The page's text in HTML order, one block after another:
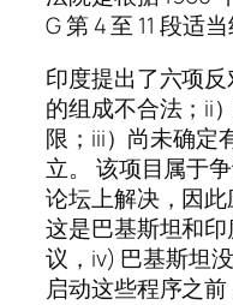
G 第 4 至 11 段适当
印度提出了六项
的组成不合法；ii
限；iii）尚未确定
立。 该项目属于
论坛上解决，因
这是巴基斯坦和
议，iv) 巴基斯坦
启动这些程序之